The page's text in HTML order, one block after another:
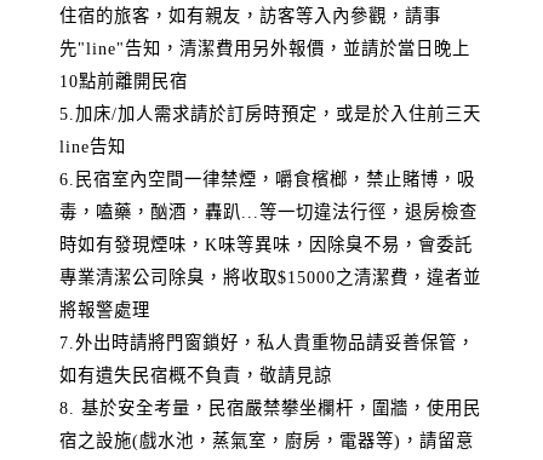
住宿的旅客，如有親友，訪客等入內參觀，請事
先"line"告知，清潔費用另外報價，並請於當日晚上
10點前離開民宿
5.加床/加人需求請於訂房時預定，或是於入住前三天
line告知
6.民宿室內空間一律禁煙，嚼食檳榔，禁止賭博，吸
毒，嗑藥，酗酒，轟趴...等一切違法行徑，退房檢查
時如有發現煙味，K味等異味，因除臭不易，會委託
專業清潔公司除臭，將收取$15000之清潔費，違者並
將報警處理
7.外出時請將門窗鎖好，私人貴重物品請妥善保管，
如有遺失民宿概不負責，敬請見諒
8. 基於安全考量，民宿嚴禁攀坐欄杆，圍牆，使用民
宿之設施(戲水池，蒸氣室，廚房，電器等)，請留意